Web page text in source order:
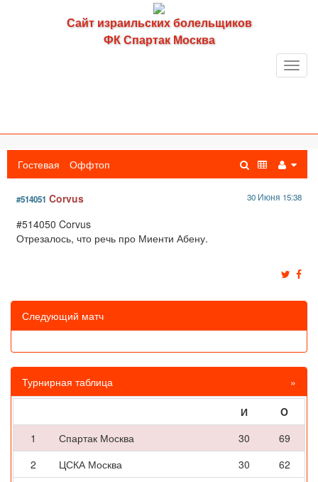
Сайт израильских болельщиков
ФК Спартак Москва
Гостевая Оффтоп
#514051 Corvus 30 Июня 15:38
#514050 Corvus
Отрезалось, что речь про Миенти Абену.
Следующий матч
Турнирная таблица »
И
O
1
Спартак Москва 30
69
2
ЦСКА Москва 30
62